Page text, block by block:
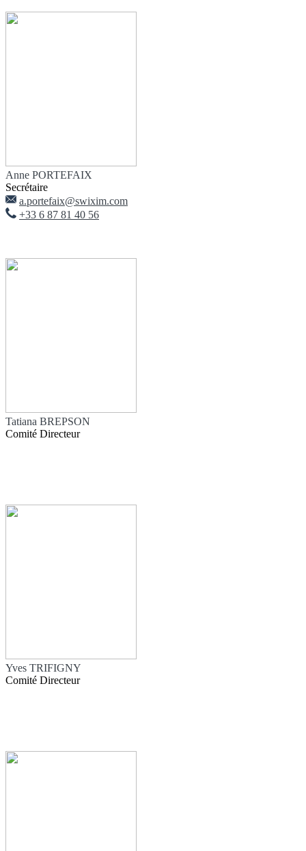
Anne PORTEFAIX
Secrétaire
a.portefaix@swixim.com
+33 6 87 81 40 56
Tatiana BREPSON
Comité Directeur
Yves TRIFIGNY
Comité Directeur